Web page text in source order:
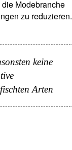
Modebranche
zu reduzieren.
keine
Arten